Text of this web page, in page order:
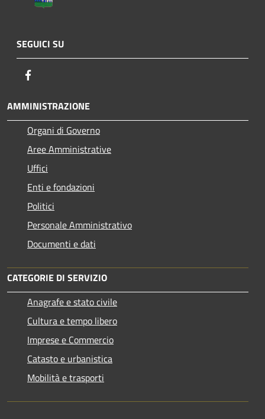
SEGUICI SU
AMMINISTRAZIONE
Organi di Governo
Aree Amministrative
Uffici
Enti e fondazioni
Politici
Personale Amministrativo
Documenti e dati
CATEGORIE DI SERVIZIO
Anagrafe e stato civile
Cultura e tempo libero
Imprese e Commercio
Catasto e urbanistica
Mobilità e trasporti